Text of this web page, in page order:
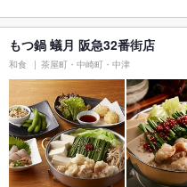
もつ鍋 蟻月 阪急32番街店
和食 茶屋町・中崎町・中津